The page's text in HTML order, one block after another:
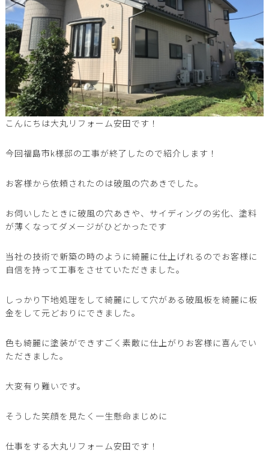
こんにちは大丸リフォーム安田です！
今回福島市k様邸の工事が終了したので紹介します！
お客様から依頼されたのは破風の穴あきでした。
お伺いしたときに破風の穴あきや、サイディングの劣化、塗料
が薄くなってダメージがひどかったです
当社の技術で新築の時のように綺麗に仕上げれるのでお客様に
自信を持って工事をさせていただきました。
しっかり下地処理をして綺麗にして穴がある破風板を綺麗に板
金をして元どおりにできました。
色も綺麗に塗装ができすごく素敵に仕上がりお客様に喜んでい
ただきました。
大変有り難いです。
そうした笑顔を見たく一生懸命まじめに
仕事をする大丸リフォーム安田です！